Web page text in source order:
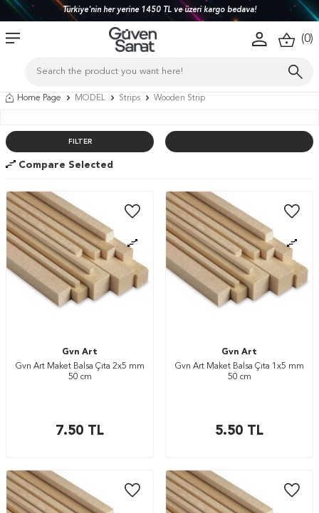
Türkiye'nin her yerine 1450 TL ve üzeri kargo bedava!
(0)
Home Page MODEL Strips Wooden Strip
FILTER
Compare Selected
Gvn Art
Gvn Art Maket Balsa Çıta 2x5 mm
50 cm
7.50 TL
Gvn Art
Gvn Art Maket Balsa Çıta 1x5 mm
50 cm
5.50 TL